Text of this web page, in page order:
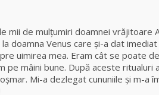
Mamei Omida
Celebra
tămăduitoare
vindecătoare de
mii de mulţumiri doamnei vrăjitoare
doamna Venus care şi-a dat
uimirea mea. Eram cât se poate
pe mâini bune. După aceste
Mi-a dezlegat cununiile și m-a